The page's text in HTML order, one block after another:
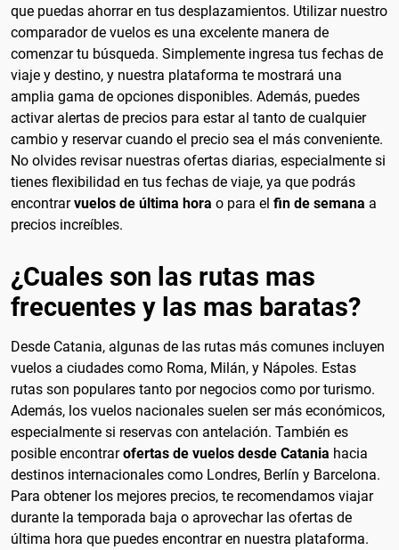
que puedas ahorrar en tus desplazamientos. Utilizar nuestro
comparador de vuelos es una excelente manera de
comenzar tu búsqueda. Simplemente ingresa tus fechas de
viaje y destino, y nuestra plataforma te mostrará una
amplia gama de opciones disponibles. Además, puedes
activar alertas de precios para estar al tanto de cualquier
cambio y reservar cuando el precio sea el más conveniente.
No olvides revisar nuestras ofertas diarias, especialmente si
tienes flexibilidad en tus fechas de viaje, ya que podrás
encontrarvuelos de última hora o para el fin de semana a
precios increíbles.
¿Cuales son las rutas mas
frecuentes y las mas baratas?
Desde Catania, algunas de las rutas más comunes incluyen
vuelos a ciudades como Roma, Milán, y Nápoles. Estas
rutas son populares tanto por negocios como por turismo.
Además, los vuelos nacionales suelen ser más económicos,
especialmente si reservas con antelación. También es
posible encontrarofertas de vuelos desde Catania hacia
destinos internacionales como Londres, Berlín y Barcelona.
Para obtener los mejores precios, te recomendamos viajar
durante la temporada baja o aprovechar las ofertas de
última hora que puedes encontrar en nuestra plataforma.